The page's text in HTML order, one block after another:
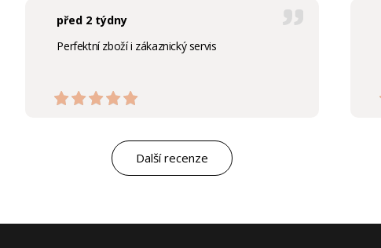
před 2 týdny
Perfektní zboží i zákaznický servis
Další recenze